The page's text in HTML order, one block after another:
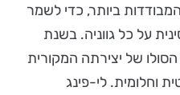
ביותר, כדי לשמר
על כל גווניה. בשנת
הסולו של יצירתה המקורית
וחלומית. לי-פינג